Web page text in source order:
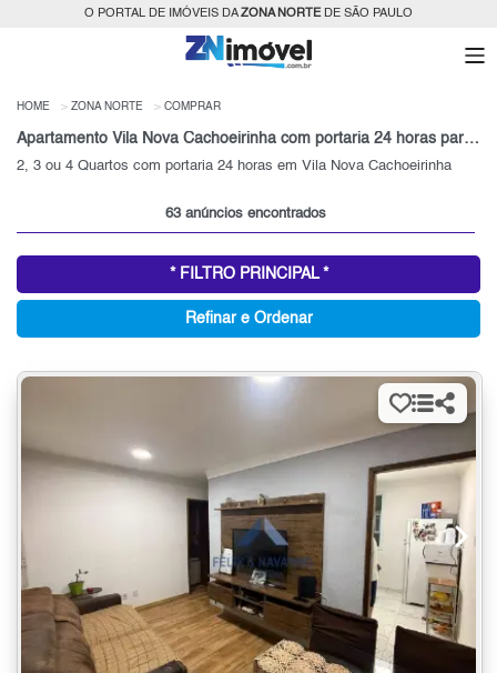
O PORTAL DE IMÓVEIS DAZONA NORTEDE SÃO PAULO
HOME ZONA NORTE COMPRAR
Apartamento Vila Nova Cachoeirinha com portaria 24 horas para Venda, Zona Norte, SP
2, 3 ou 4 Quartos com portaria 24 horas em Vila Nova Cachoeirinha
63 anúncios encontrados
* FILTRO PRINCIPAL *
Refinar e Ordenar